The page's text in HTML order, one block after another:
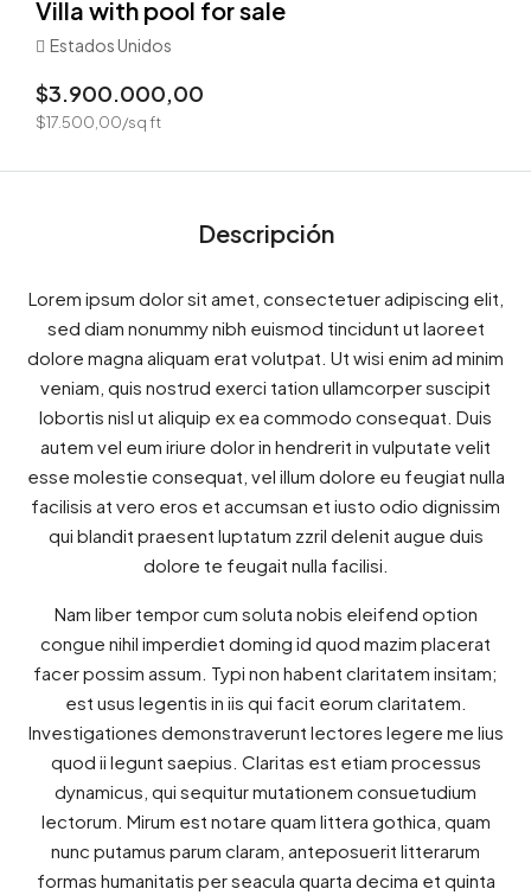
Villa with pool for sale
Estados Unidos
$3.900.000,00
$17.500,00/sq ft
Descripción
Lorem ipsum dolor sit amet, consectetuer adipiscing elit,
sed diam nonummy nibh euismod tincidunt ut laoreet
dolore magna aliquam erat volutpat. Ut wisi enim ad minim
veniam, quis nostrud exerci tation ullamcorper suscipit
lobortis nisl ut aliquip ex ea commodo consequat. Duis
autem vel eum iriure dolor in hendrerit in vulputate velit
esse molestie consequat, vel illum dolore eu feugiat nulla
facilisis at vero eros et accumsan et iusto odio dignissim
qui blandit praesent luptatum zzril delenit augue duis
dolore te feugait nulla facilisi.
Nam liber tempor cum soluta nobis eleifend option
congue nihil imperdiet doming id quod mazim placerat
facer possim assum. Typi non habent claritatem insitam;
est usus legentis in iis qui facit eorum claritatem.
Investigationes demonstraverunt lectores legere me lius
quod ii legunt saepius. Claritas est etiam processus
dynamicus, qui sequitur mutationem consuetudium
lectorum. Mirum est notare quam littera gothica, quam
nunc putamus parum claram, anteposuerit litterarum
formas humanitatis per seacula quarta decima et quinta